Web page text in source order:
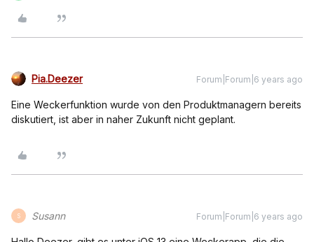
Pia.Deezer Forum|Forum|6 years ago
Eine Weckerfunktion wurde von den Produktmanagern bereits
diskutiert, ist aber in naher Zukunft nicht geplant.
S Susann Forum|Forum|6 years ago